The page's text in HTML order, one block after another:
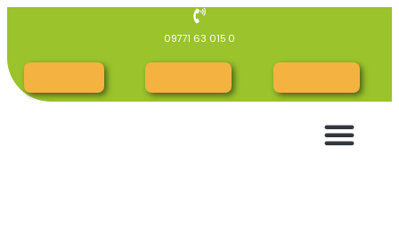
09771 63 015 0